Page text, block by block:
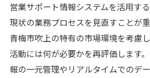
営業サポート情報システムを活用す
現状の業務プロセスを見直すことが
青梅市吹上の特有の市場環境を考慮
活動には何が必要かを再評価します
報の一元管理やリアルタイムでのデ